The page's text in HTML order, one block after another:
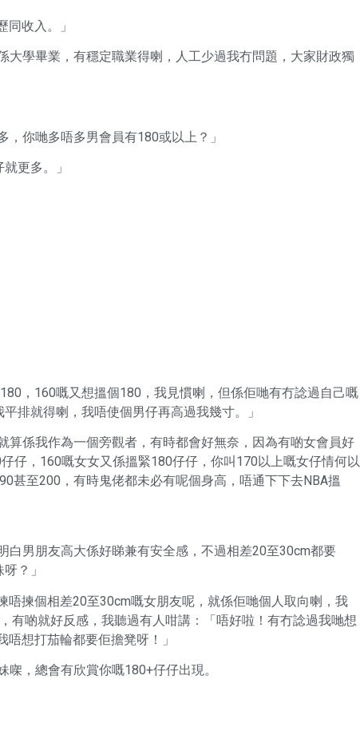
收入。」
大學畢業，有穩定職業得喇，人工少過我冇問題，大家財政獨
你哋多唔多男會員有180或以上？」
更多。」
，160嘅又想搵個180，我見慣喇，但係佢哋有冇諗過自己嘅
排就得喇，我唔使個男仔再高過我幾寸。」
算係我作為一個旁觀者，有時都會好無奈，因為有啲女會員好
仔，160嘅女女又係搵緊180仔仔，你叫170以上嘅女仔情何以
甚至200，有時鬼佬都未必有呢個身高，唔通下下去NBA搵
白男朋友高大係好睇兼有安全感，不過相差20至30cm都要
？」
揀個相差20至30cm嘅女朋友呢，就係佢哋個人取向喇，我
有啲就好反感，我聽過有人咁講：「唔好啦！有冇諗過我哋想
想打茄輪都要佢擔凳呀！」
，總會有欣賞你嘅180+仔仔出現。